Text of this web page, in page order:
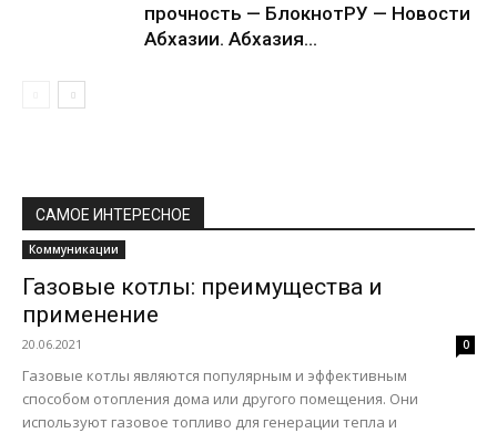
прочность — БлокнотРУ — Новости
Абхазии. Абхазия...
САМОЕ ИНТЕРЕСНОЕ
Коммуникации
Газовые котлы: преимущества и
применение
20.06.2021 0
Газовые котлы являются популярным и эффективным
способом отопления дома или другого помещения. Они
используют газовое топливо для генерации тепла и